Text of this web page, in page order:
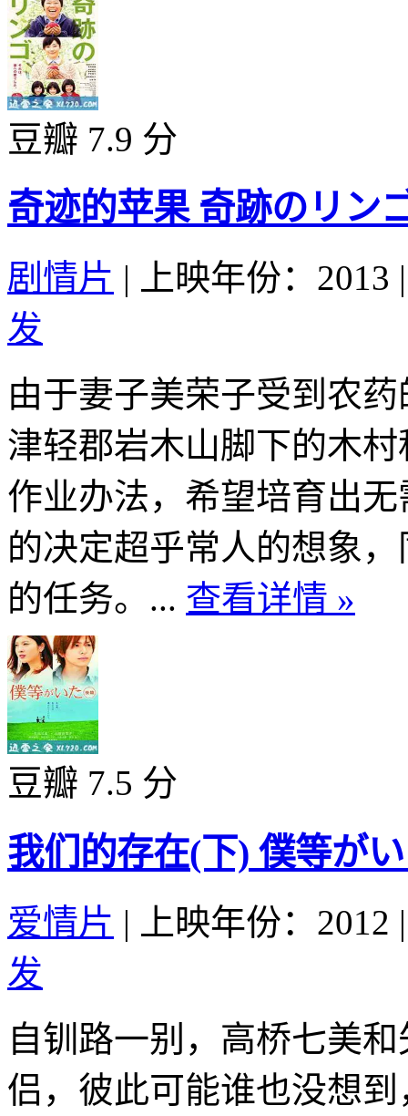
豆瓣 7.9 分
奇迹的苹果 奇跡のリン
剧情片 | 上映年份：2013 |
发
由于妻子美荣子受到农
津轻郡岩木山脚下的木
作业办法，希望培育出
的决定超乎常人的想象
的任务。... 查看详情 »
豆瓣 7.5 分
我们的存在(下) 僕等が
爱情片 | 上映年份：2012 |
发
自钏路一别，高桥七美
侣，彼此可能谁也没想